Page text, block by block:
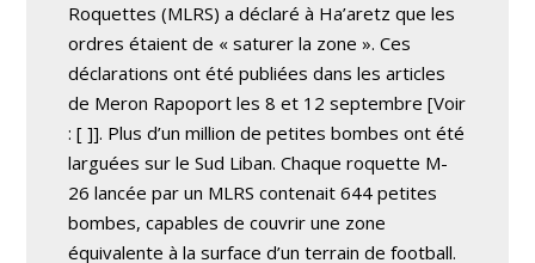
Roquettes (MLRS) a déclaré à Ha’aretz que les
ordres étaient de « saturer la zone ». Ces
déclarations ont été publiées dans les articles
de Meron Rapoport les 8 et 12 septembre[Voir
: [ ]]. Plus d’un million de petites bombes ont été
larguées sur le Sud Liban. Chaque roquette M-
26 lancée par un MLRS contenait 644 petites
bombes, capables de couvrir une zone
équivalente à la surface d’un terrain de football.